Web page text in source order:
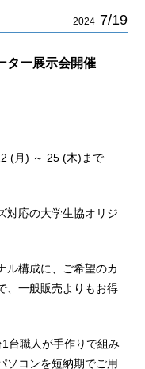
2024 7/19
ター展示会開催
(月) ～ 25 (木)まで
対応の大学生協オリジ
ル構成に、ご希望のカ
、一般販売よりもお得
台職人が手作りで組み
ソコンを短納期でご用